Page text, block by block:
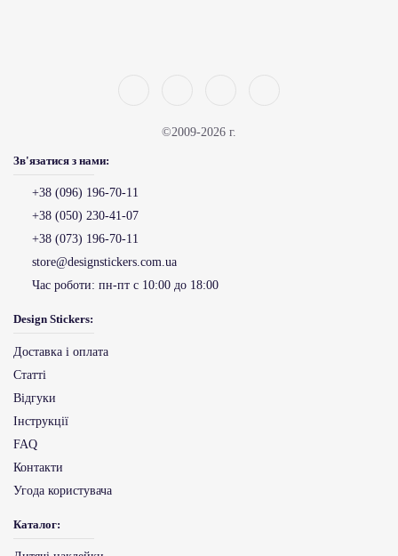
©2009-2026 г.
Зв'язатися з нами:
+38 (096) 196-70-11
+38 (050) 230-41-07
+38 (073) 196-70-11
store@designstickers.com.ua
Час роботи: пн-пт с 10:00 до 18:00
Design Stickers:
Доставка і оплата
Статті
Відгуки
Інструкції
FAQ
Контакти
Угода користувача
Каталог: